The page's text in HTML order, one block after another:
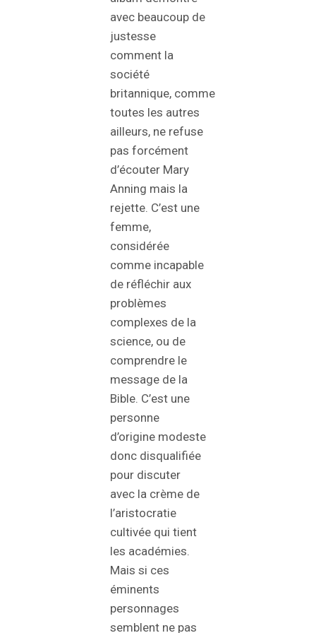
avec beaucoup de
justesse
comment la
société
britannique, comme
toutes les autres
ailleurs, ne refuse
pas forcément
d’écouter Mary
Anning mais la
rejette. C’est une
femme,
considérée
comme incapable
de réfléchir aux
problèmes
complexes de la
science, ou de
comprendre le
message de la
Bible. C’est une
personne
d’origine modeste
donc disqualifiée
pour discuter
avec la crème de
l’aristocratie
cultivée qui tient
les académies.
Mais si ces
éminents
personnages
semblent ne pas